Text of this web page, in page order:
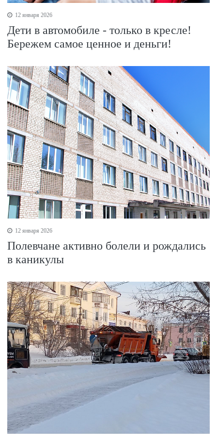
12 января 2026
Дети в автомобиле - только в кресле!
Бережем самое ценное и деньги!
12 января 2026
Полевчане активно болели и рождались
в каникулы